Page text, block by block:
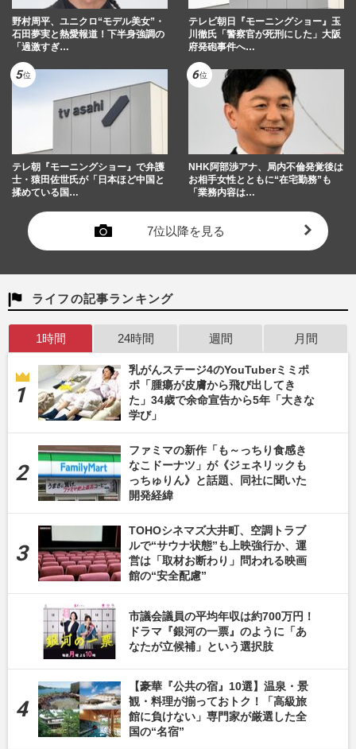
野村周平、ユニクロ“モデル美女”・
石田夢実と熱愛報道！下半身強調の
「過激すぎ…
テレビ朝日『モーニングショー』玉
川徹氏「警察官が死刑にした」大阪
府発砲事件へ…
テレ朝『モーニングショー』で弁護
士・猿田佐世氏が「日本ほど中国と
揉めている国…
NHK阿部渉アナ、局内不倫発覚後は
お相手女性とともに“在宅勤務”も
「業務内容は…
7位以降を見る
ライフの記事ランキング
1時間 24時間 週間 月間
乳がんステージ4のYouTuberミミポ
ポ「腫瘍が皮膚から飛び出してき
た」34歳で余命宣告から5年「大きな
学び」
ファミマの新作「も～っちり食感き
なこドーナツ」が《ジェネリックも
っちゅりん》と話題、同社に聞いた
開発経緯
TOHOシネマズ大井町、空調トラブ
ルで“サウナ状態”も上映強行か、運
営は「取材お断わり」問われる映画
館の“安全配慮”
市議会議員の平均年収は約700万円！
ドラマ『銀河の一票』のように「あ
なたが立候補」という選択肢
【豪華『公共の宿』10選】温泉・景
観・料理が揃っておトク！「高級旅
館に負けない」専門家が厳選した全
国の“名宿”